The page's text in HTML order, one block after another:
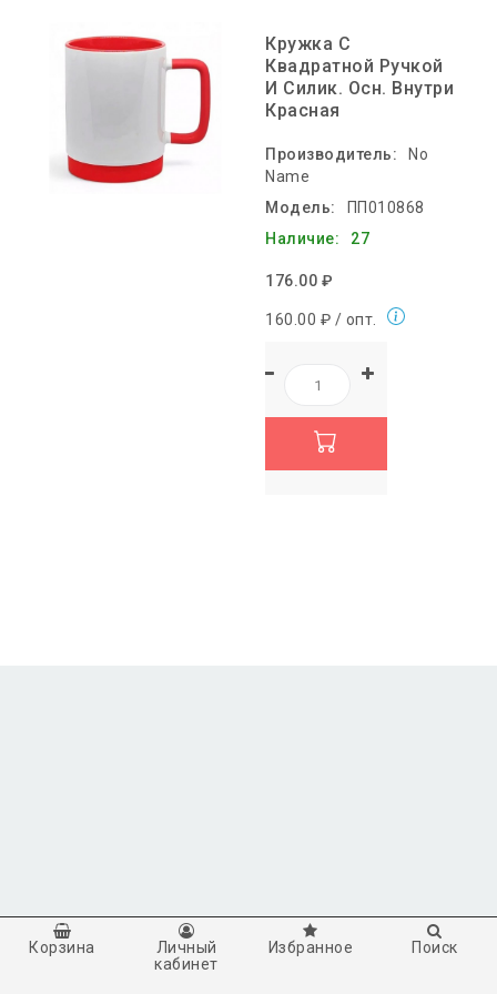
Кружка С
Квадратной Ручкой
И Силик. Осн. Внутри
Красная
Производитель:
No
Name
Модель:
ПП010868
Наличие:
27
176.00 ₽
160.00 ₽ / опт.
Корзина
Личный
кабинет
Избранное Поиск